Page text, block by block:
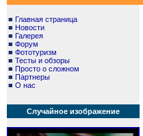
■ Главная страница
■ Новости
■ Галерея
■ Форум
■ Фототуризм
■ Тесты и обзоры
■ Просто о сложном
■ Партнеры
■ О нас
Случайное изображение